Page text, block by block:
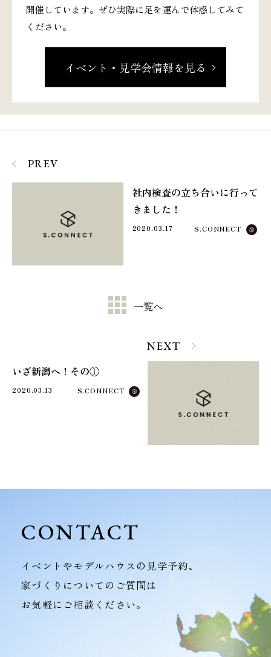
開催しています。ぜひ実際に足を運んで体感してみて
ください。
イベント・見学会情報を見る
PREV
社内検査の立ち合いに行って
きました！
2020.03.17 S.CONNECT
一覧へ
NEXT
いざ新潟へ！その①
2020.03.13 S.CONNECT
CONTACT
イベントやモデルハウスの見学予約、
家づくりについてのご質問は
お気軽にご相談ください。